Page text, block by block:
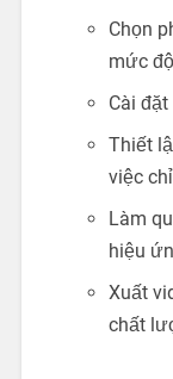
Chọn
mức
Cài
Thiết
việc
Làm
hiệu
Xuất
chất